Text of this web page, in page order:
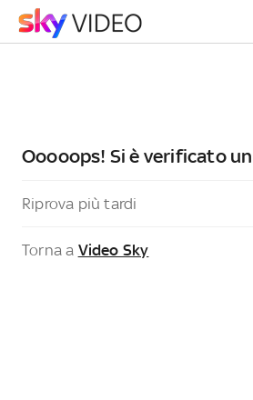
Ooooops! Si è verificato
Riprova più tardi
Torna a Video Sky